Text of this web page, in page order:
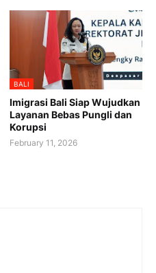
BALI
Imigrasi Bali Siap Wujudkan
Layanan Bebas Pungli dan
Korupsi
February 11, 2026